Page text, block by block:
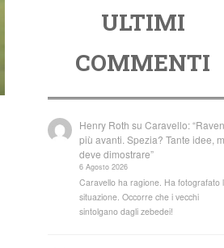
ULTIMI
COMMENTI
Henry Roth suCaravello:
più avanti. Spezia? Tante idee,
deve dimostrare”
6 Agosto 2026
Caravello ha ragione. Ha fotografato
situazione. Occorre che i vecchi
sintolgano dagli zebedei!